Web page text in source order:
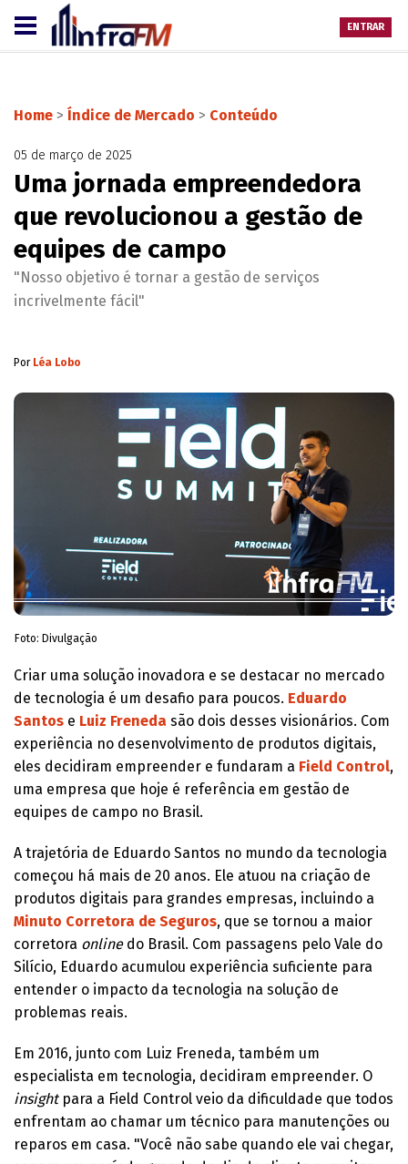
ENTRAR
Home > Índice de Mercado > Conteúdo
05 de março de 2025
Uma jornada empreendedora
que revolucionou a gestão de
equipes de campo
"Nosso objetivo é tornar a gestão de serviços
incrivelmente fácil"
Por Léa Lobo
Foto: Divulgação
Criar uma solução inovadora e se destacar no mercado
de tecnologia é um desafio para poucos. Eduardo
Santos e Luiz Freneda são dois desses visionários. Com
experiência no desenvolvimento de produtos digitais,
eles decidiram empreender e fundaram a Field Control,
uma empresa que hoje é referência em gestão de
equipes de campo no Brasil.
A trajetória de Eduardo Santos no mundo da tecnologia
começou há mais de 20 anos. Ele atuou na criação de
produtos digitais para grandes empresas, incluindo a
Minuto Corretora de Seguros, que se tornou a maior
corretora online do Brasil. Com passagens pelo Vale do
Silício, Eduardo acumulou experiência suficiente para
entender o impacto da tecnologia na solução de
problemas reais.
Em 2016, junto com Luiz Freneda, também um
especialista em tecnologia, decidiram empreender. O
insightpara a Field Control veio da dificuldade que todos
enfrentam ao chamar um técnico para manutenções ou
reparos em casa. "Você não sabe quando ele vai chegar,